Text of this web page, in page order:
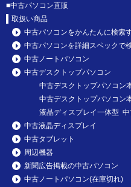
■中古パソコン直販
取扱い商品
中古パソコンをかんたんに検索
中古パソコンを詳細スペックで
中古ノートパソコン
中古デスクトップパソコン
中古デスクトップパソコン
中古デスクトップパソコン
液晶ディスプレイ一体型
中古液晶ディスプレイ
中古タブレット
周辺機器
新聞広告掲載の中古パソコン
中古ノートパソコン(在庫切れ)